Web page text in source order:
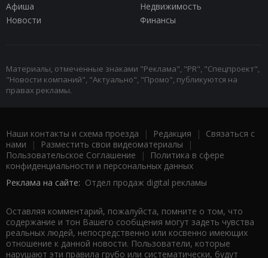
Афиша
Недвижимость
Новости
Финансы
Материалы, отмеченные знаками "Реклама", "PR", "Спецпроект",
"Новости компаний", "Актуально", "Промо", публикуются на
правах рекламы.
Наши контакты и схема проезда | Редакция | Связаться с
нами | Разместить свои видеоматериалы |
Пользовательское Соглашение |
Политика в сфере
конфиденциальности и персональных данных
Реклама на сайте: Отдел продаж digital рекламы
Оставляя комментарий, пожалуйста, помните о том, что
содержание и тон Вашего сообщения могут задеть чувства
реальных людей, непосредственно или косвенно имеющих
отношение к данной новости. Пользователи, которые
нарушают эти правила грубо или систематически, будут